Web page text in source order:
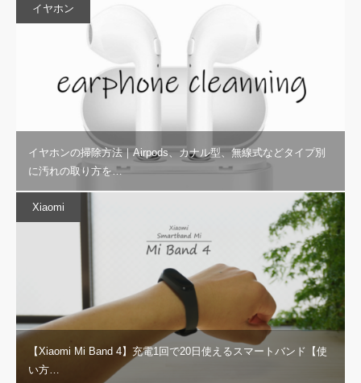
イヤホン
イヤホンの掃除方法｜Airpods、カナル型、無線式などタイプ別
に汚れの取り方を…
Xiaomi
【Xiaomi Mi Band 4】充電1回で20日使えるスマートバンド【使
い方…